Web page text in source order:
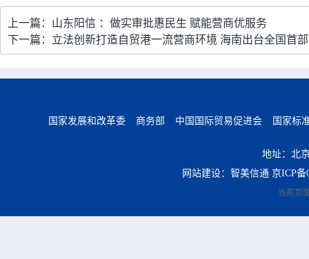
上一篇：山东阳信 ：做实审批惠民生 赋能营商优服务
下一篇：立法创新打造自贸港一流营商环境 海南出台全国首
国家发展和改革委 商务部 中国国际贸易促进会 国家标
地址：北
网站建设：智美信通 京ICP备
当前页